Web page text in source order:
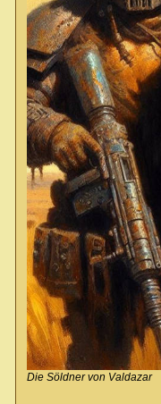
Die Söldner von Valdazar